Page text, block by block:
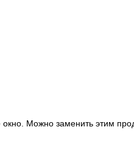
Можно заменить этим